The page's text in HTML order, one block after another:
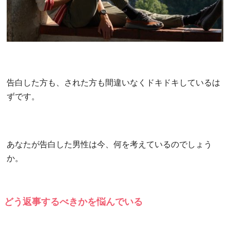
告白した方も、された方も間違いなくドキドキしているは
ずです。
あなたが告白した男性は今、何を考えているのでしょう
か。
どう返事するべきかを悩んでいる